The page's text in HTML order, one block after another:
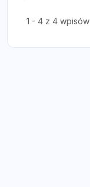
1 - 4 z 4 wpisów